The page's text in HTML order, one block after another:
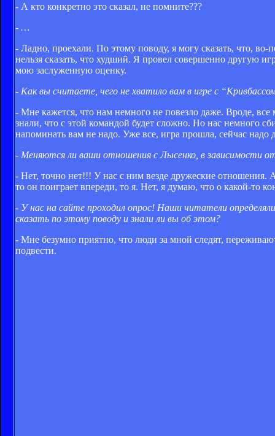
- А кто конкретно это сказал, не помните???
- …
- Ладно, проехали. По этому поводу, я могу сказать, что,
нельзя сказать, что худший. Я провел совершенно другую
мою заслуженную оценку.
- Как вы считаете, чего не хватило вам в игре с
- Мне кажется, что нам немного не повезло даже. Вроде,
знали, что с этой командой будет сложно. Но нас немного
напоминать вам не надо. Уже все, игра прошла, сейчас надо
- Меняются ли ваши отношения с Лысенко, в зависимости
- Нет, точно нет!!! У нас с ним везде дружеские отношения.
то он поиграет впереди, то я. Нет, я думаю, что о какой-то
- У нас на сайте проходил опрос! Наши читатели
сказать по этому поводу и знали ли вы об этом?
- Мне безумно приятно, что люди за мной следят,
подвести.